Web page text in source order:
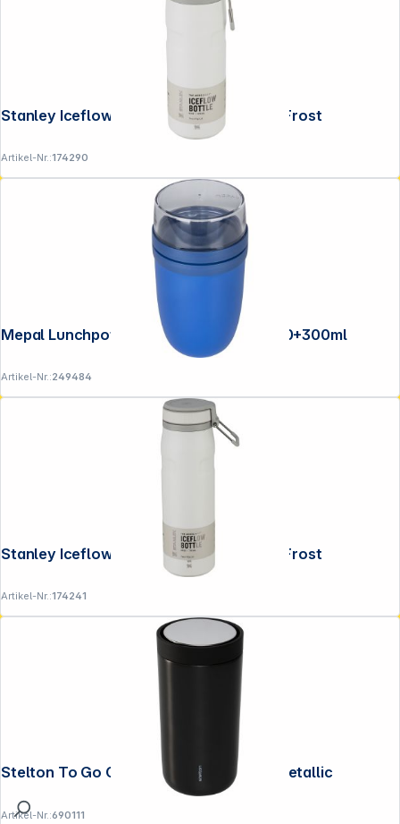
Stanley Iceflow Bottle Twist Flip 0,47 L Frost
Artikel-Nr.:174290
Mepal Lunchpot Ellipse XL vivid blue, 750+300ml
Artikel-Nr.:249484
Stanley Iceflow Bottle Twist Flip 0,70 L Frost
Artikel-Nr.:174241
Stelton To Go Click Becher 0,2 l Black Metallic
Artikel-Nr.:690111